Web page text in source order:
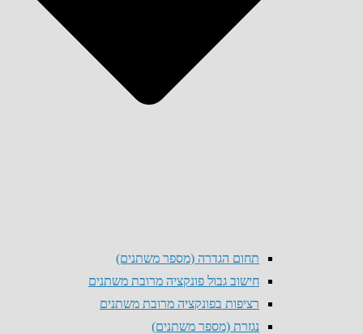
תחום הגדרה (מספר משתנים)
חישוב גבול פונקציה מרובת משתנים
רציפות בפונקציה מרובת משתנים
נגזרת (מספר משתנים)